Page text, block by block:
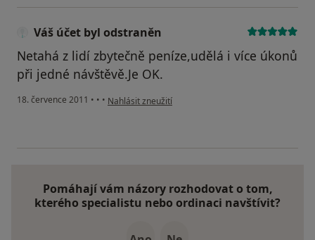
Váš účet byl odstraněn
Netahá z lidí zbytečně peníze,udělá i více úkonů
při jedné návštěvě.Je OK.
18. července 2011 • • • podle názoru uživatele Váš účet byl odstraněn
Nahlásit zneužití
Pomáhají vám názory rozhodovat o tom,
kterého specialistu nebo ordinaci navštívit?